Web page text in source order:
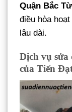
Quận Bắc
điều hòa
lâu dài.
Dịch vụ sửa
của Tiến